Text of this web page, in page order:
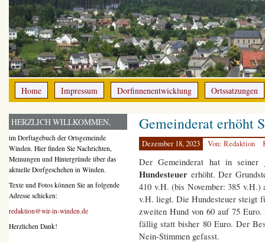
Home Impressum Dorfinnenentwicklung Ortssatzungen
Gemeinderat erhöht
Dezember 18, 2023 Von: Redaktion
Der Gemeinderat hat in
Hundesteuer erhöht. Der
410 v.H. (bis November: 385
v.H. liegt. Die Hundesteuer steigt
zweiten Hund von 60 auf 75
fällig statt bisher 80 Euro. Der
Nein-Stimmen gefasst.
HERZLICH WILLKOMMEN,
im Dorftagebuch der Ortsgemeinde
Winden. Hier finden Sie Nachrichten,
Meinungen und Hintergründe über das
aktuelle Dorfgeschehen in Winden.
Texte und Fotos können Sie an folgende
Adresse schicken:
redaktion@wir-in-winden.de
Herzlichen Dank!